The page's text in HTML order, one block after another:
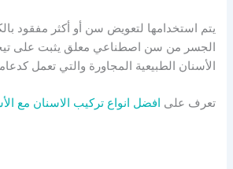
يتم استخدامها لتعويض سن أو أكثر مفقود
الجسر من سن اصطناعي معلق يثبت على
الأسنان الطبيعية المجاورة والتي تعمل
تعرف على افضل انواع تركيب الاسنان مع